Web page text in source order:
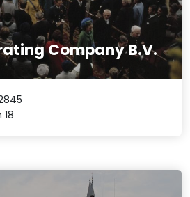
Company B.V.